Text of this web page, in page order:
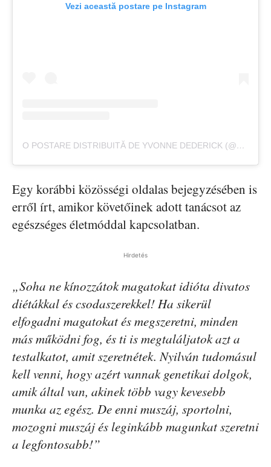
Vezi această postare pe Instagram
O POSTARE DISTRIBUITĂ DE YVONNE DEDERICK (@YVONNEDEDERICK)
Egy korábbi közösségi oldalas bejegyzésében is
erről írt, amikor követőinek adott tanácsot az
egészséges életmóddal kapcsolatban.
Hirdetés
„Soha ne kínozzátok magatokat idióta divatos
diétákkal és csodaszerekkel! Ha sikerül
elfogadni magatokat és megszeretni, minden
más működni fog, és ti is megtaláljatok azt a
testalkatot, amit szeretnétek. Nyilván tudomásul
kell venni, hogy azért vannak genetikai dolgok,
amik által van, akinek több vagy kevesebb
munka az egész. De enni muszáj, sportolni,
mozogni muszáj és leginkább magunkat szeretni
a legfontosabb!”